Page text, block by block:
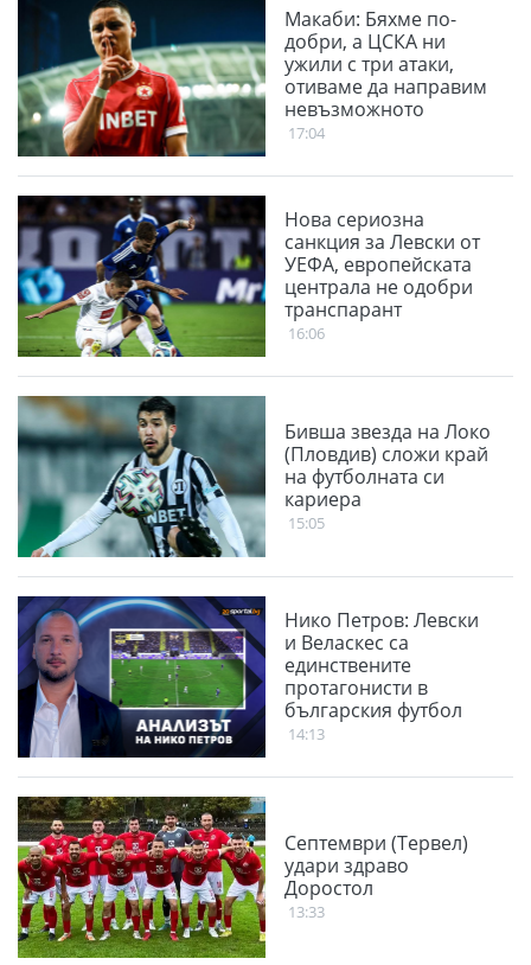
Макаби: Бяхме по-
добри, а ЦСКА ни
ужили с три атаки,
отиваме да направим
невъзможното
17:04
Нова сериозна
санкция за Левски от
УЕФА, европейската
централа не одобри
транспарант
16:06
Бивша звезда на Локо
(Пловдив) сложи край
на футболната си
кариера
15:05
Нико Петров: Левски
и Веласкес са
единствените
протагонисти в
българския футбол
14:13
Септември (Тервел)
удари здраво
Доростол
13:33